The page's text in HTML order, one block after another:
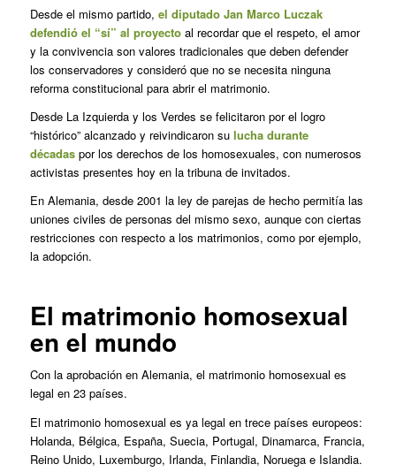
Desde el mismo partido, el diputado Jan Marco Luczak
defendió el “sí” al proyecto al recordar que el respeto, el amor
y la convivencia son valores tradicionales que deben defender
los conservadores y consideró que no se necesita ninguna
reforma constitucional para abrir el matrimonio.
Desde La Izquierda y los Verdes se felicitaron por el logro
“histórico” alcanzado y reivindicaron su lucha durante
décadaspor los derechos de los homosexuales, con numerosos
activistas presentes hoy en la tribuna de invitados.
En Alemania, desde 2001 la ley de parejas de hecho permitía las
uniones civiles de personas del mismo sexo, aunque con ciertas
restricciones con respecto a los matrimonios, como por ejemplo,
la adopción.
El matrimonio homosexual
en el mundo
Con la aprobación en Alemania, el matrimonio homosexual es
legal en 23 países.
El matrimonio homosexual es ya legal en trece países europeos:
Holanda, Bélgica, España, Suecia, Portugal, Dinamarca, Francia,
Reino Unido, Luxemburgo, Irlanda, Finlandia, Noruega e Islandia.